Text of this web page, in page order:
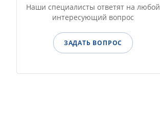
Наши специалисты ответят на любой
интересующий вопрос
ЗАДАТЬ ВОПРОС